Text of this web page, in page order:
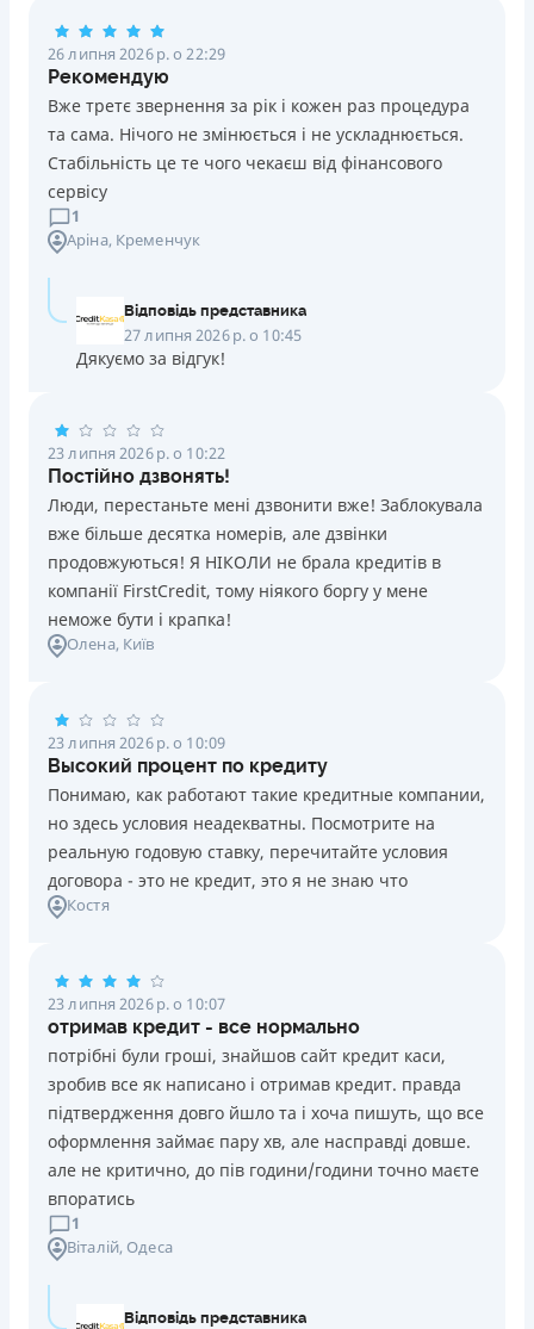
Погашення
Оплата на розрахунковий рахунок
Онлайн (через сайт або інтернет-банкінг)
Через термінали Приватбанку
Через термінали самообслуговування
Ліцензія НБУ
Ліцензія переоформлена 14.03.2024 р.
Вся інформація про кредит
ОТРИМАТИ ПОЗИКУ
26 липня 2026 р. о 22:29
Рекомендую
Вже третє звернення за рік і кожен раз процедура
та сама. Нічого не змінюється і не ускладнюється.
Стабільність це те чого чекаєш від фінансового
сервісу
1
Аріна, Кременчук
Відповідь представника
27 липня 2026 р. о 10:45
Дякуємо за відгук!
23 липня 2026 р. о 10:22
Постійно дзвонять!
Люди, перестаньте мені дзвонити вже! Заблокувала
вже більше десятка номерів, але дзвінки
продовжуються! Я НІКОЛИ не брала кредитів в
компанії FirstCredit, тому ніякого боргу у мене
неможе бути і крапка!
Олена, Київ
23 липня 2026 р. о 10:09
Высокий процент по кредиту
Понимаю, как работают такие кредитные компании,
но здесь условия неадекватны. Посмотрите на
реальную годовую ставку, перечитайте условия
договора - это не кредит, это я не знаю что
Костя
23 липня 2026 р. о 10:07
отримав кредит - все нормально
потрібні були гроші, знайшов сайт кредит каси,
зробив все як написано і отримав кредит. правда
підтвердження довго йшло та і хоча пишуть, що все
оформлення займає пару хв, але насправді довше.
але не критично, до пів години/години точно маєте
впоратись
1
Віталій, Одеса
Відповідь представника